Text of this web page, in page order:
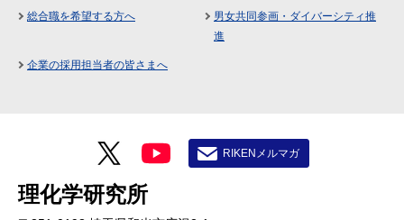
総合職を希望する方へ
男女共同参画・ダイバーシティ推
進
企業の採用担当者の皆さまへ
理化学研究所
RIKENメルマガ